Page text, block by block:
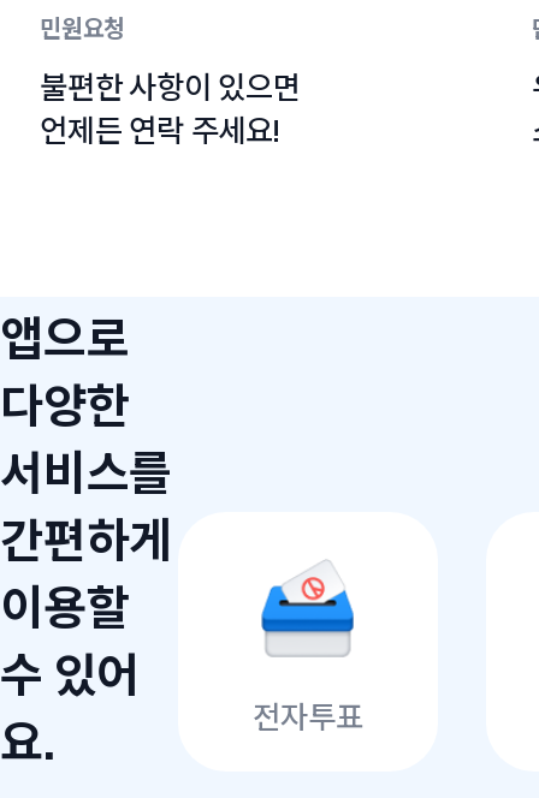
민원요청
불편한 사항이 있으면
언제든 연락 주세요!
앱으로
다양한
서비스를
간편하게
이용할
수 있어
요.
전자투표